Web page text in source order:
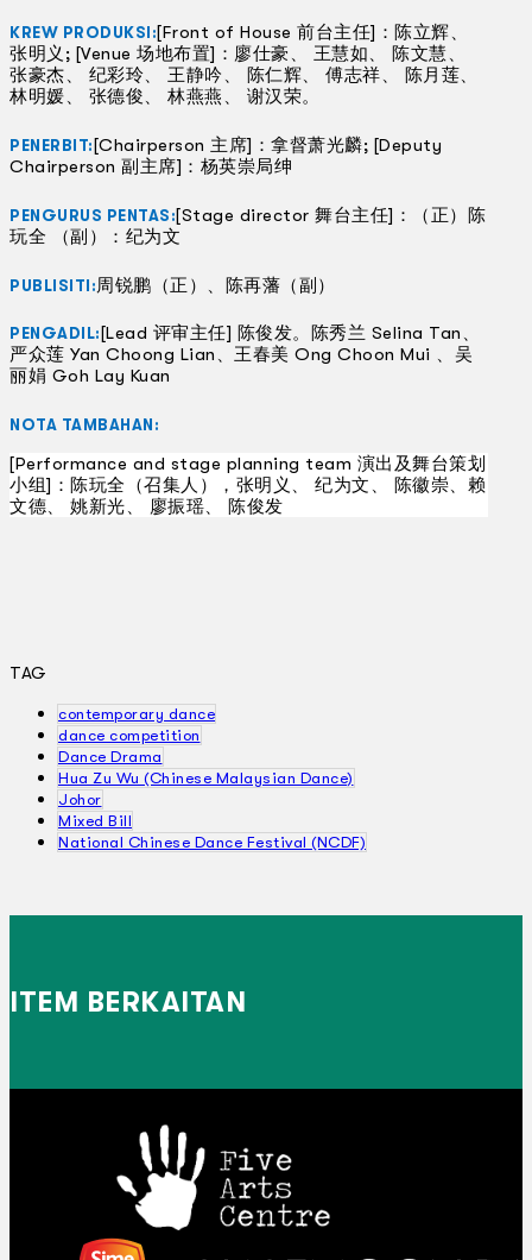
KREW PRODUKSI:[Front of House 前台主任]：陈立辉、
张明义; [Venue 场地布置]：廖仕豪、 王慧如、 陈文慧、
张豪杰、 纪彩玲、 王静吟、 陈仁辉、 傅志祥、 陈月莲、
林明媛、 张德俊、 林燕燕、 谢汉荣。
PENERBIT:[Chairperson 主席]：拿督萧光麟; [Deputy
Chairperson 副主席]：杨英崇局绅
PENGURUS PENTAS:[Stage director 舞台主任]：（正）陈
玩全 （副）：纪为文
PUBLISITI: 周锐鹏（正）、陈再藩（副）
PENGADIL: [Lead 评审主任] 陈俊发。陈秀兰 Selina Tan、
严众莲 Yan Choong Lian、王春美 Ong Choon Mui 、吴
丽娟 Goh Lay Kuan
NOTA TAMBAHAN:
[Performance and stage planning team 演出及舞台策划
小组]：陈玩全（召集人），张明义、 纪为文、 陈徽崇、赖
文德、 姚新光、 廖振瑶、 陈俊发
TAG
contemporary dance
dance competition
Dance Drama
Hua Zu Wu (Chinese Malaysian Dance)
Johor
Mixed Bill
National Chinese Dance Festival (NCDF)
ITEM BERKAITAN